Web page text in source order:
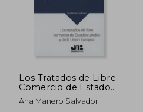
45,00 €
Los Tratados de Libre
Comercio de Estados
Unidos y de la Unión
Europea
Ana Manero Salvador